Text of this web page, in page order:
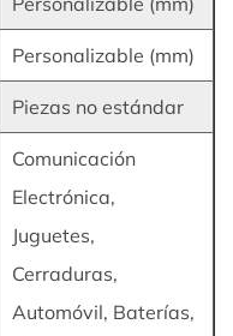
Personalizable (mm)
Piezas no estándar
Comunicación
Electrónica,
Juguetes,
Cerraduras,
Automóvil, Baterías,